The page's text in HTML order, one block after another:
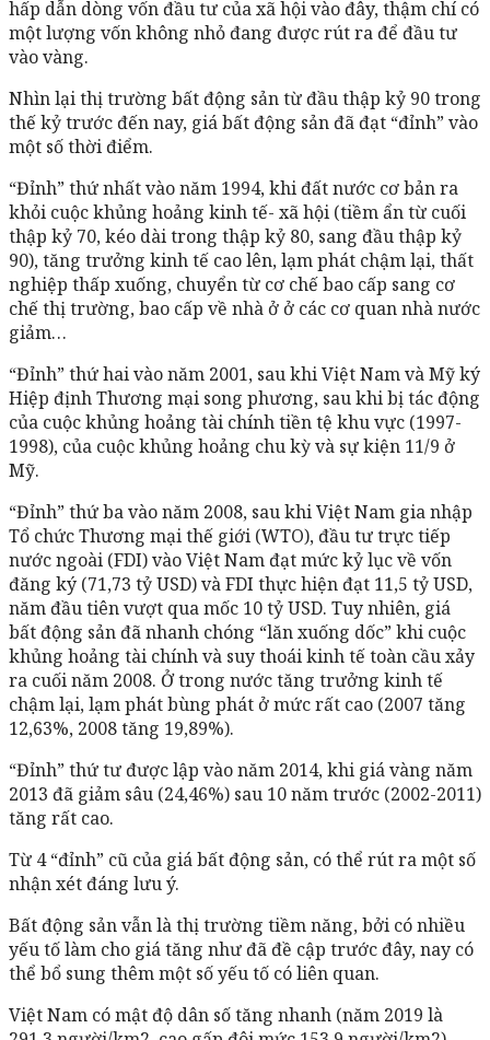
hấp dẫn dòng vốn đầu tư của xã hội vào đây, thậm chí có
một lượng vốn không nhỏ đang được rút ra để đầu tư
vào vàng.
Nhìn lại thị trường bất động sản từ đầu thập kỷ 90 trong
thế kỷ trước đến nay, giá bất động sản đã đạt “đỉnh” vào
một số thời điểm.
“Đỉnh” thứ nhất vào năm 1994, khi đất nước cơ bản ra
khỏi cuộc khủng hoảng kinh tế- xã hội (tiềm ẩn từ cuối
thập kỷ 70, kéo dài trong thập kỷ 80, sang đầu thập kỷ
90), tăng trưởng kinh tế cao lên, lạm phát chậm lại, thất
nghiệp thấp xuống, chuyển từ cơ chế bao cấp sang cơ
chế thị trường, bao cấp về nhà ở ở các cơ quan nhà nước
giảm…
“Đỉnh” thứ hai vào năm 2001, sau khi Việt Nam và Mỹ ký
Hiệp định Thương mại song phương, sau khi bị tác động
của cuộc khủng hoảng tài chính tiền tệ khu vực (1997-
1998), của cuộc khủng hoảng chu kỳ và sự kiện 11/9 ở
Mỹ.
“Đỉnh” thứ ba vào năm 2008, sau khi Việt Nam gia nhập
Tổ chức Thương mại thế giới (WTO), đầu tư trực tiếp
nước ngoài (FDI) vào Việt Nam đạt mức kỷ lục về vốn
đăng ký (71,73 tỷ USD) và FDI thực hiện đạt 11,5 tỷ USD,
năm đầu tiên vượt qua mốc 10 tỷ USD. Tuy nhiên, giá
bất động sản đã nhanh chóng “lăn xuống dốc” khi cuộc
khủng hoảng tài chính và suy thoái kinh tế toàn cầu xảy
ra cuối năm 2008. Ở trong nước tăng trưởng kinh tế
chậm lại, lạm phát bùng phát ở mức rất cao (2007 tăng
12,63%, 2008 tăng 19,89%).
“Đỉnh” thứ tư được lập vào năm 2014, khi giá vàng năm
2013 đã giảm sâu (24,46%) sau 10 năm trước (2002-2011)
tăng rất cao.
Từ 4 “đỉnh” cũ của giá bất động sản, có thể rút ra một số
nhận xét đáng lưu ý.
Bất động sản vẫn là thị trường tiềm năng, bởi có nhiều
yếu tố làm cho giá tăng như đã đề cập trước đây, nay có
thể bổ sung thêm một số yếu tố có liên quan.
Việt Nam có mật độ dân số tăng nhanh (năm 2019 là